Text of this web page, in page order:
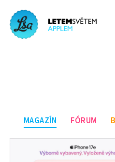
MAGAZÍN FÓRUM